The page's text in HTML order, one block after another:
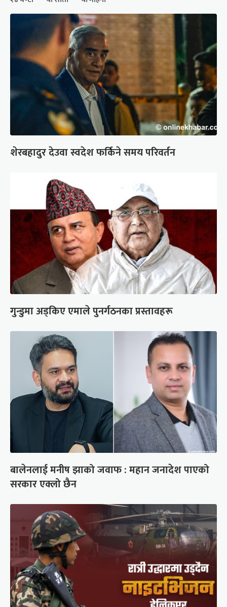
शेरबहादुर देउवा स्वदेश फर्किने समय परिवर्तन
गुन्डुमा अड्किए एमाले पुनर्गठनका प्रस्तावहरू
बालेनलाई मनीष झाको जवाफ : महान जनादेश पाएको
सरकार एक्लो छैन